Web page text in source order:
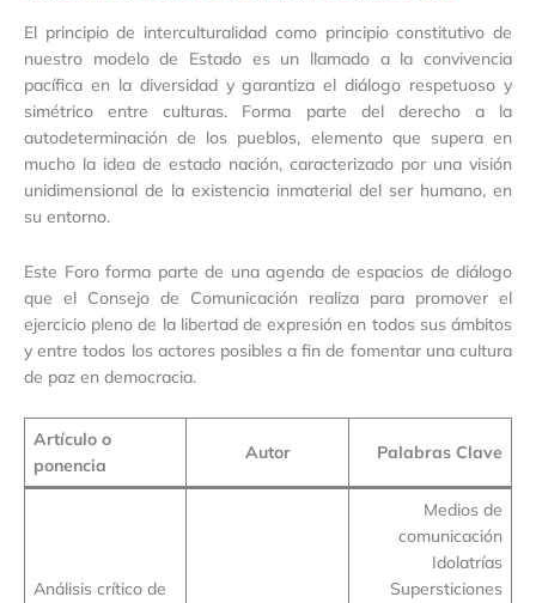
El principio de interculturalidad como principio constitutivo de
nuestro modelo de Estado es un llamado a la convivencia
pacífica en la diversidad y garantiza el diálogo respetuoso y
simétrico entre culturas. Forma parte del derecho a la
autodeterminación de los pueblos, elemento que supera en
mucho la idea de estado nación, caracterizado por una visión
unidimensional de la existencia inmaterial del ser humano, en
su entorno.
Este Foro forma parte de una agenda de espacios de diálogo
que el Consejo de Comunicación realiza para promover el
ejercicio pleno de la libertad de expresión en todos sus ámbitos
y entre todos los actores posibles a fin de fomentar una cultura
de paz en democracia.
Artículo o
ponencia
Autor Palabras Clave
Análisis crítico de
Medios de
comunicación
Idolatrías
Supersticiones